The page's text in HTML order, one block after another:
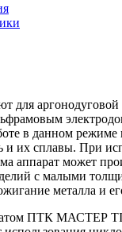
для аргонодуговой
в данном режиме
и их сплавы. При
аппарат может
с малыми
металла и
ПТК МАСТЕР